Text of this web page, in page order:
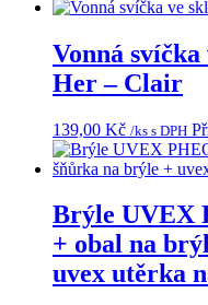
Vonná
Her – Clair
139,00 Kč /ks s DPH
Brýle UVEX
+ obal na
uvex utěrka